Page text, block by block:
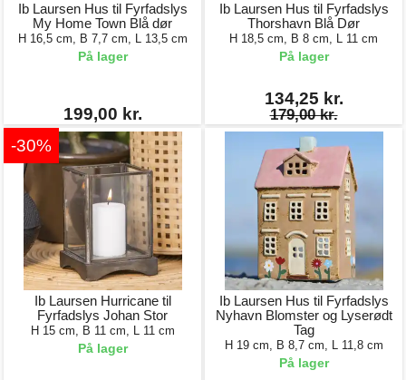
Ib Laursen Hus til Fyrfadslys
My Home Town Blå dør
H 16,5 cm, B 7,7 cm, L 13,5 cm
På lager
199,00 kr.
Ib Laursen Hus til Fyrfadslys
Thorshavn Blå Dør
H 18,5 cm, B 8 cm, L 11 cm
På lager
134,25 kr.
179,00 kr.
-30%
Ib Laursen Hurricane til
Fyrfadslys Johan Stor
H 15 cm, B 11 cm, L 11 cm
På lager
Ib Laursen Hus til Fyrfadslys
Nyhavn Blomster og Lyserødt
Tag
H 19 cm, B 8,7 cm, L 11,8 cm
På lager